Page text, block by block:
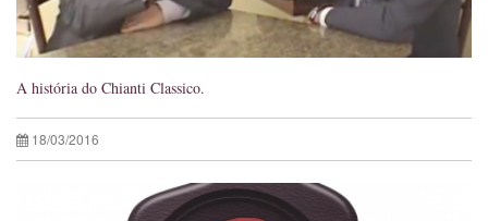
A história do Chianti Classico.
18/03/2016